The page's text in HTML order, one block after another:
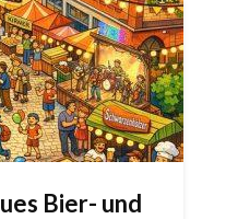
Bier- und